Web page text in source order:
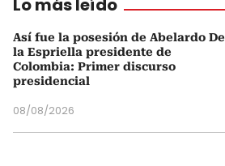
Lo más leído
Así fue la posesión de Abelardo De
la Espriella presidente de
Colombia: Primer discurso
presidencial
08/08/2026